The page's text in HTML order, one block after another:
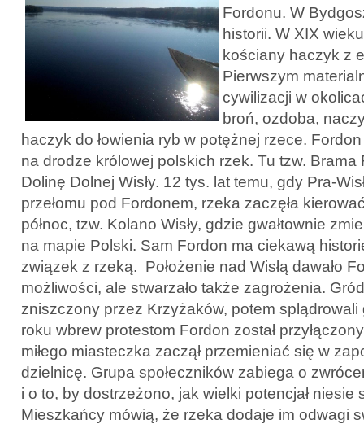
Fordonu. W
historii. W XIX
kościany haczyk z
Pierwszym
cywilizacji w
broń, ozdoba,
haczyk do łowienia ryb w potężnej rzece.
na drodze królowej polskich rzek. Tu tzw. Brama
Dolinę Dolnej Wisły. 12 tys. lat temu, gdy Pra-
przełomu pod Fordonem, rzeka zaczęła
północ, tzw. Kolano Wisły, gdzie gwałtownie
na mapie Polski. Sam Fordon ma ciekawą
związek z rzeką. Położenie nad Wisłą dawało
możliwości, ale stwarzało także zagrożenia.
zniszczony przez Krzyżaków, potem
roku wbrew protestom Fordon został
miłego miasteczka zaczął przemieniać się w
dzielnicę. Grupa społeczników zabiega o
i o to, by dostrzeżono, jak wielki potencjał niesie
Mieszkańcy mówią, że rzeka dodaje im odwagi